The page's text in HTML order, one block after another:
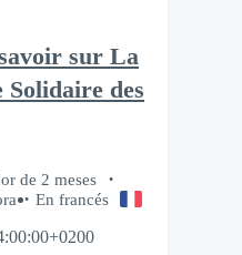
sur La
Solidaire des
de 2 meses
En francés